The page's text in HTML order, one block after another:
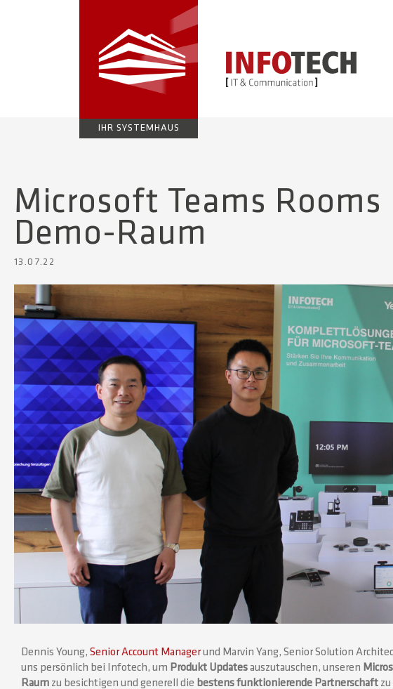
IHR SYSTEMHAUS
Microsoft Teams Rooms
Demo-Raum
13.07.22
Dennis Young, Senior Account Managerund Marvin Yang, Senior Solution
uns persönlich bei Infotech, um Produkt Updatesauszutauschen, unseren
Raum zu besichtigen und generell die bestens funktionierende Partnerschaft